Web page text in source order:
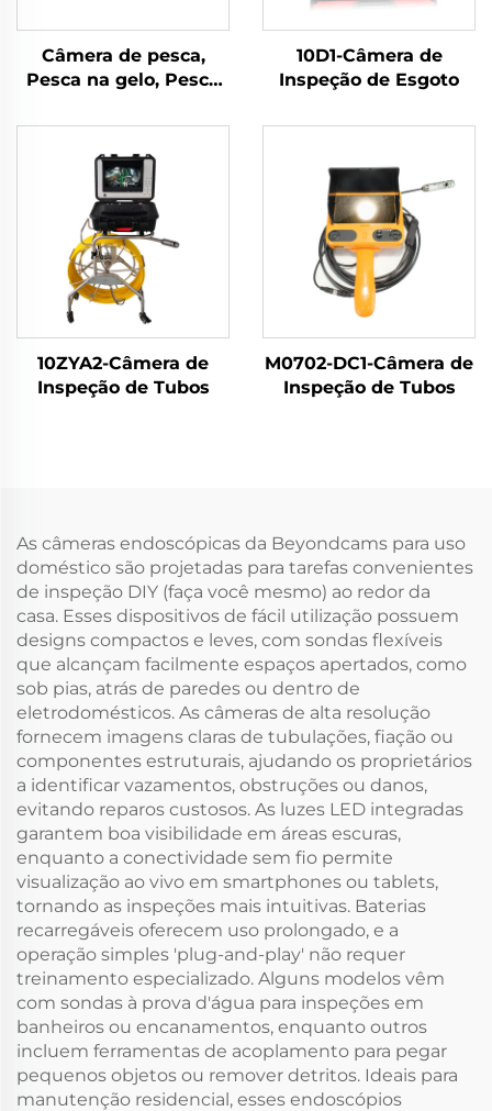
Câmera de pesca,
Pesca na gelo, Pesca
10D1-Câmera de
Inspeção de Esgoto
10ZYA2-Câmera de
Inspeção de Tubos
M0702-DC1-Câmera de
Inspeção de Tubos
As câmeras endoscópicas da Beyondcams para uso
doméstico são projetadas para tarefas convenientes
de inspeção DIY (faça você mesmo) ao redor da
casa. Esses dispositivos de fácil utilização possuem
designs compactos e leves, com sondas flexíveis
que alcançam facilmente espaços apertados, como
sob pias, atrás de paredes ou dentro de
eletrodomésticos. As câmeras de alta resolução
fornecem imagens claras de tubulações, fiação ou
componentes estruturais, ajudando os proprietários
a identificar vazamentos, obstruções ou danos,
evitando reparos custosos. As luzes LED integradas
garantem boa visibilidade em áreas escuras,
enquanto a conectividade sem fio permite
visualização ao vivo em smartphones ou tablets,
tornando as inspeções mais intuitivas. Baterias
recarregáveis oferecem uso prolongado, e a
operação simples 'plug-and-play' não requer
treinamento especializado. Alguns modelos vêm
com sondas à prova d'água para inspeções em
banheiros ou encanamentos, enquanto outros
incluem ferramentas de acoplamento para pegar
pequenos objetos ou remover detritos. Ideais para
manutenção residencial, esses endoscópios